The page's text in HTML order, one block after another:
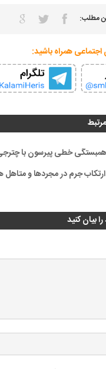
مطلب:
همراه باشید:
خطی پیرسون با
جرم در مجردها و متاهل
بیان کنید